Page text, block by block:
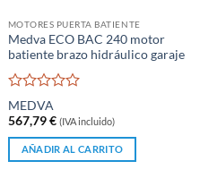
MOTORES PUERTA BATIENTE
Medva ECO BAC 240 motor
batiente brazo hidráulico garaje
Valorado
con
0
5
MEDVA
567,79€ (IVA incluido)
AÑADIR AL CARRITO